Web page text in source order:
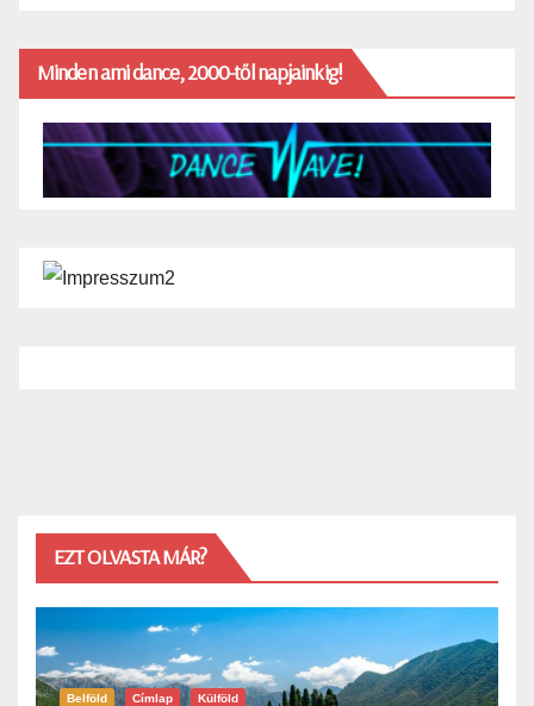
Minden ami dance, 2000-től napjainkig!
EZT OLVASTA MÁR?
Belföld Címlap Külföld